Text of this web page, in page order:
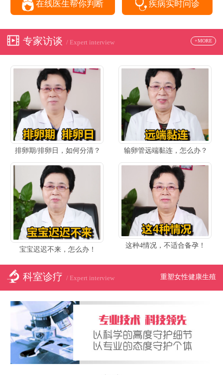
在线医生帮你判断 疾病实时问诊
专家访谈 / Expert interview +MORE
排卵期/排卵日，如何分清？ 输卵管远端黏连，怎么办？
宝宝迟迟不来，怎么办！ 这种4情况，不适合备孕！
科室诊疗 / Expert interview 重塑女性健康生殖